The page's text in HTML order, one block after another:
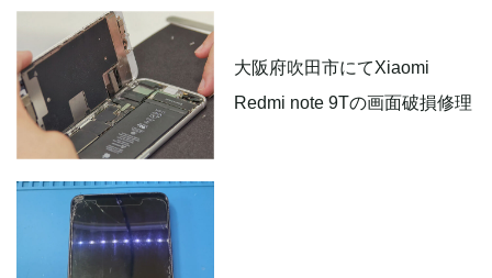
大阪府吹田市にてXiaomi
Redmi note 9Tの画面破損修理